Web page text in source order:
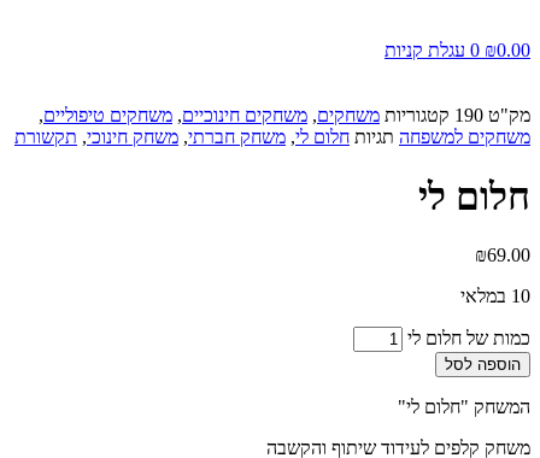
₪0.00
0 עגלת קניות
מק"ט 190 קטגוריות משחקים, משחקים חינוכיים, משחקים טיפוליים,
משחקים למשפחה תגיות חלום לי, משחק חברתי, משחק חינוכי, תקשורת
חלום לי
₪69.00
10 במלאי
כמות של חלום לי
הוספה לסל
המשחק "חלום לי"
משחק קלפים לעידוד שיתוף והקשבה